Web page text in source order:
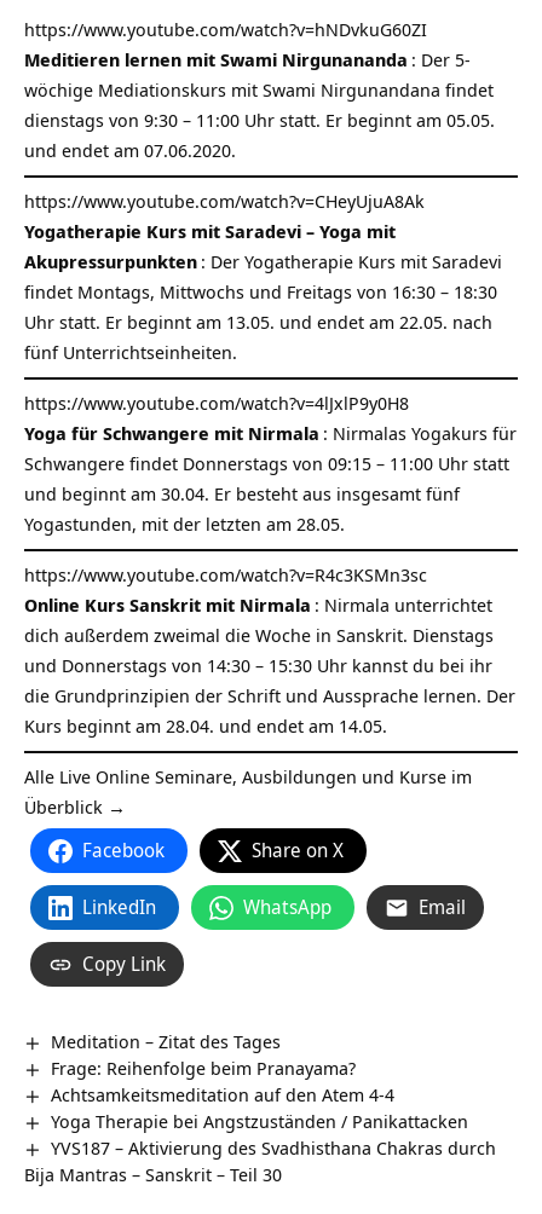
https://www.youtube.com/watch?v=hNDvkuG60ZI
Meditieren lernen mit Swami Nirgunananda : Der 5-
wöchige Mediationskurs mit Swami Nirgunandana findet
dienstags von 9:30 – 11:00 Uhr statt. Er beginnt am 05.05.
und endet am 07.06.2020.
https://www.youtube.com/watch?v=CHeyUjuA8Ak
Yogatherapie Kurs mit Saradevi – Yoga mit
Akupressurpunkten : Der Yogatherapie Kurs mit Saradevi
findet Montags, Mittwochs und Freitags von 16:30 – 18:30
Uhr statt. Er beginnt am 13.05. und endet am 22.05. nach
fünf Unterrichtseinheiten.
https://www.youtube.com/watch?v=4lJxlP9y0H8
Yoga für Schwangere mit Nirmala : Nirmalas Yogakurs für
Schwangere findet Donnerstags von 09:15 – 11:00 Uhr statt
und beginnt am 30.04. Er besteht aus insgesamt fünf
Yogastunden, mit der letzten am 28.05.
https://www.youtube.com/watch?v=R4c3KSMn3sc
Online Kurs Sanskrit mit Nirmala : Nirmala unterrichtet
dich außerdem zweimal die Woche in Sanskrit. Dienstags
und Donnerstags von 14:30 – 15:30 Uhr kannst du bei ihr
die Grundprinzipien der Schrift und Aussprache lernen. Der
Kurs beginnt am 28.04. und endet am 14.05.
Alle Live Online Seminare, Ausbildungen und Kurse im
Überblick →
Facebook Share on X
LinkedIn WhatsApp Email
Copy Link
Meditation – Zitat des Tages
Frage: Reihenfolge beim Pranayama?
Achtsamkeitsmeditation auf den Atem 4-4
Yoga Therapie bei Angstzuständen / Panikattacken
YVS187 – Aktivierung des Svadhisthana Chakras durch
Bija Mantras – Sanskrit – Teil 30